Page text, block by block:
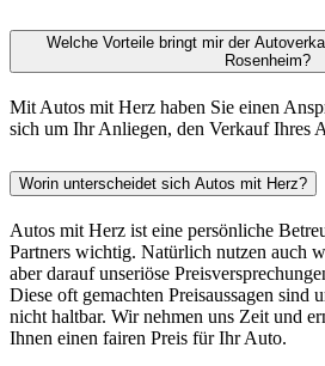
Welche Vorteile bringt mir der
Rosenheim?
Mit Autos mit Herz haben Sie einen
sich um Ihr Anliegen, den Verkauf Ihres
Worin unterscheidet sich Autos mit Herz?
Autos mit Herz ist eine persönliche
Partners wichtig. Natürlich nutzen auch
aber darauf unseriöse
Diese oft gemachten Preisaussagen sind
nicht haltbar. Wir nehmen uns Zeit und
Ihnen einen fairen Preis für Ihr Auto.